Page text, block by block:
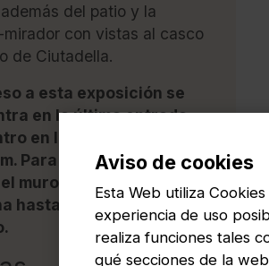
del patio y la
con vistas al casco
de Ciutadella.
a esta exposición se
en la última entrada
en la calle Marino
Para llegar, hay que
muro de marés hacia la
hasta la puerta de
Aviso de cookies
Esta Web utiliza
experiencia de uso
realiza funciones tales
qué secciones de la